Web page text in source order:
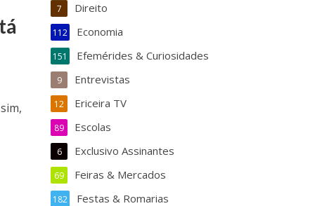
Direito
7
Economia
112
Efemérides & Curiosidades
151
Entrevistas
9
Ericeira TV
12
Escolas
89
Exclusivo Assinantes
6
Feiras & Mercados
69
Festas & Romarias
182